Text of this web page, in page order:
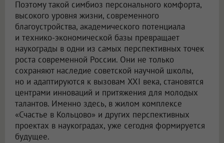
Поэтому такой симбиоз персонального комфорта,
высокого уровня жизни, современного
благоустройства, академического потенциала
и технико-экономической базы превращает
наукограды в одни из самых перспективных точек
роста современной России. Они не только
сохраняют наследие советской научной школы,
но и адаптируются к вызовам XXI века, становятся
центрами инноваций и притяжения для молодых
талантов. Именно здесь, в жилом комплексе
«Счастье в Кольцово» и других перспективных
проектах в наукоградах, уже сегодня формируется
будущее.